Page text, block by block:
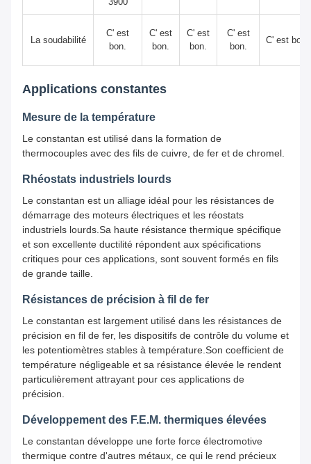
La soudabilité
C' est
bon.
C' est
bon.
C' est
bon.
C' est
bon.
C' est bon.
Applications constantes
Mesure de la température
Le constantan est utilisé dans la formation de
thermocouples avec des fils de cuivre, de fer et de chromel.
Rhéostats industriels lourds
Le constantan est un alliage idéal pour les résistances de
démarrage des moteurs électriques et les réostats
industriels lourds.Sa haute résistance thermique spécifique
et son excellente ductilité répondent aux spécifications
critiques pour ces applications, sont souvent formés en fils
de grande taille.
Résistances de précision à fil de fer
Le constantan est largement utilisé dans les résistances de
précision en fil de fer, les dispositifs de contrôle du volume et
les potentiomètres stables à température.Son coefficient de
température négligeable et sa résistance élevée le rendent
particulièrement attrayant pour ces applications de
précision.
Développement des F.E.M. thermiques élevées
Le constantan développe une forte force électromotive
thermique contre d'autres métaux, ce qui le rend précieux